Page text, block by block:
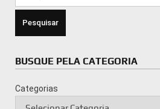
BUSQUE PELA CATEGORIA
Categorias